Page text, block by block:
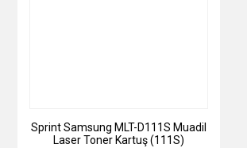
Sprint Samsung MLT-D111S Muadil
Laser Toner Kartuş (111S)